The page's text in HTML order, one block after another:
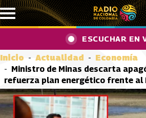
Pasar al contenido principal
ESCUCHAR EN
Inicio Actualidad
Economía
Ministro de Minas descarta
refuerza plan energético frente al